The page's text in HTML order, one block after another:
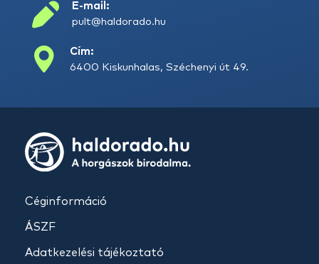
E-mail:
pult@haldorado.hu
Cím:
6400 Kiskunhalas, Széchenyi út 49.
Céginformáció
ÁSZF
Adatkezelési tájékoztató